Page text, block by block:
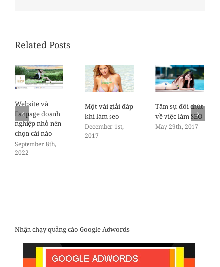
Related Posts
Website và
Fanpage doanh
nghiệp nhỏ nên
chọn cái nào
September 8th,
2022
Một vài giải đáp
khi làm seo
December 1st,
2017
Tâm sự đôi chút
về việc làm SEO
May 29th, 2017
Nhận chạy quảng cáo Google Adwords